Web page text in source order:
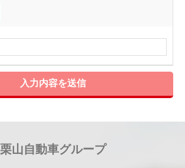
入力内容を送信
栗山自動車グループ